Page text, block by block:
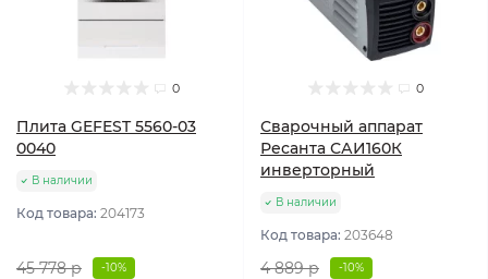
0
Плита GEFEST 5560-03
0040
В наличии
Код товара: 204173
45 778 р -10%
0
Сварочный аппарат
Ресанта САИ160К
инверторный
В наличии
Код товара: 203648
4 889 р -10%